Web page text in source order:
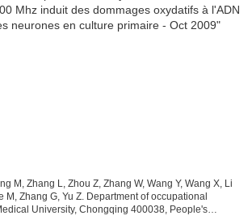
M, Zhang L, Zhou Z, Zhang W, Wang Y, Wang X, Li
M, Zhang G, Yu Z. Department of occupational
University, Chongqing 400038, People's